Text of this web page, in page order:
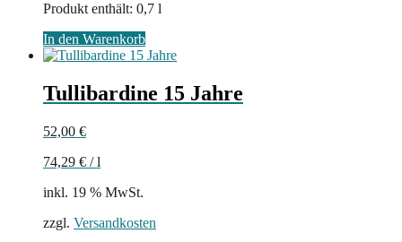
Produkt enthält: 0,7 l
In den Warenkorb
Tullibardine 15 Jahre
52,00 €
74,29 € /l
inkl. 19 % MwSt.
zzgl. Versandkosten